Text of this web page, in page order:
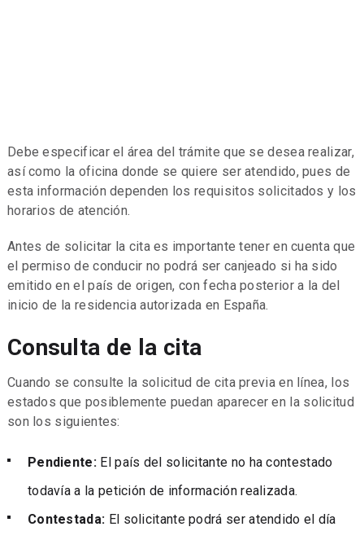
Debe especificar el área del trámite que se desea realizar,
así como la oficina donde se quiere ser atendido, pues de
esta información dependen los requisitos solicitados y los
horarios de atención.
Antes de solicitar la cita es importante tener en cuenta que
el permiso de conducir no podrá ser canjeado si ha sido
emitido en el país de origen, con fecha posterior a la del
inicio de la residencia autorizada en España.
Consulta de la cita
Cuando se consulte la solicitud de cita previa en línea, los
estados que posiblemente puedan aparecer en la solicitud
son los siguientes:
Pendiente: El país del solicitante no ha contestado
todavía a la petición de información realizada.
Contestada: El solicitante podrá ser atendido el día